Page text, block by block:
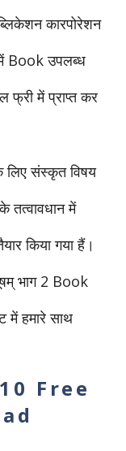
कारपोरेशन
Book उपलब्ध
फ्री में प्राप्त कर
लिए संस्कृत विषय
तत्वावधान में
किया गया हैं।
भाग 2 Book
हमारे साथ
Free